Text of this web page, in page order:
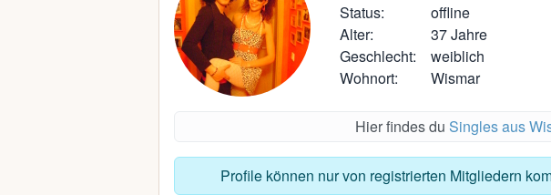
Status:
offline
Alter:
37 Jahre
Geschlecht:
weiblich
Wohnort:
Wismar
Hier findes du Singles aus
Profile können nur von registrierten Mitgliedern